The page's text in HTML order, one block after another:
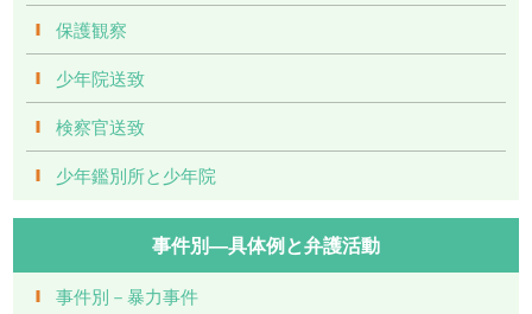
保護観察
少年院送致
検察官送致
少年鑑別所と少年院
事件別―具体例と弁護活動
事件別－暴力事件